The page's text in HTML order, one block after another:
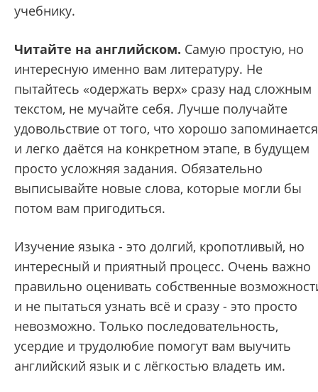
учебнику.
Читайте на английском. Самую простую, но
интересную именно вам литературу. Не
пытайтесь «одержать верх» сразу над сложным
текстом, не мучайте себя. Лучше получайте
удовольствие от того, что хорошо запоминается
и легко даётся на конкретном этапе, в будущем
просто усложняя задания. Обязательно
выписывайте новые слова, которые могли бы
потом вам пригодиться.
Изучение языка - это долгий, кропотливый, но
интересный и приятный процесс. Очень важно
правильно оценивать собственные
и не пытаться узнать всё и сразу - это просто
невозможно. Только последовательность,
усердие и трудолюбие помогут вам выучить
английский язык и с лёгкостью владеть им.